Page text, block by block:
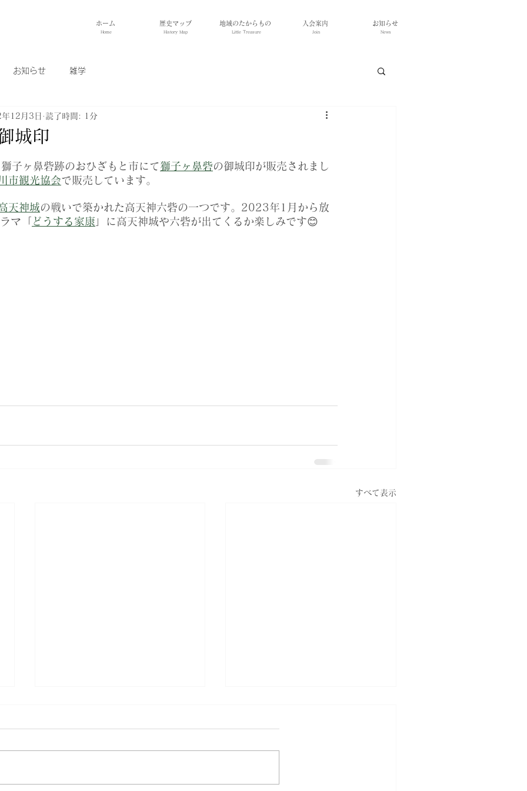
ホーム 歴史マップ 地域のたからもの 入会案内 お知らせ
History Map News
Join
Little Treasure
Home
お知らせ 雑学
城印
12月3日 読了時間: 1分
子ヶ鼻砦跡のおひざもと市にて獅子ヶ鼻砦の御城印が販売されまし
市観光協会で販売しています。
天神城の戦いで築かれた高天神六砦の一つです。2023年1月から放
マ「
どうする家康 」に高天神城や六砦が出てくるか楽しみです😊
すべて表示